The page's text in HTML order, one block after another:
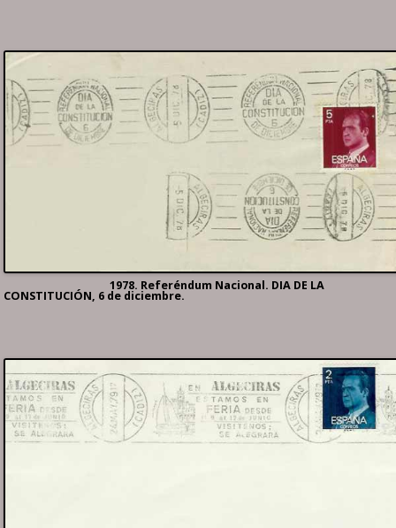
1978. Referéndum Nacional. DIA DE LA
CONSTITUCIÓN, 6 de diciembre.